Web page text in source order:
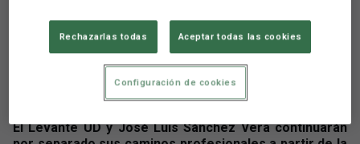
Levante UD Femenino
El Levante UD y José Luis Sánchez Vera continuarán
Rechazarlas todas Aceptar todas las cookies
Configuración de cookies